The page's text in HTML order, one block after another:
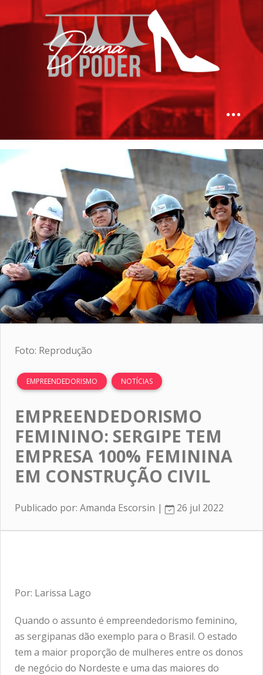
Foto: Reprodução
EMPREENDEDORISMO NOTÍCIAS
EMPREENDEDORISMO
FEMININO: SERGIPE TEM
EMPRESA 100% FEMININA
EM CONSTRUÇÃO CIVIL
Publicado por: Amanda Escorsin | 26 jul 2022
Por: Larissa Lago
Quando o assunto é empreendedorismo feminino,
as sergipanas dão exemplo para o Brasil. O estado
tem a maior proporção de mulheres entre os donos
de negócio do Nordeste e uma das maiores do